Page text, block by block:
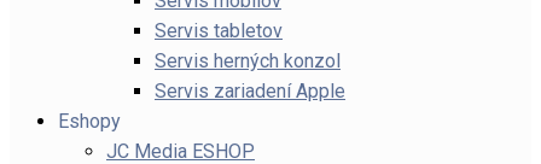
Servis tabletov
Servis herných konzol
Servis zariadení Apple
Eshopy
JC Media ESHOP